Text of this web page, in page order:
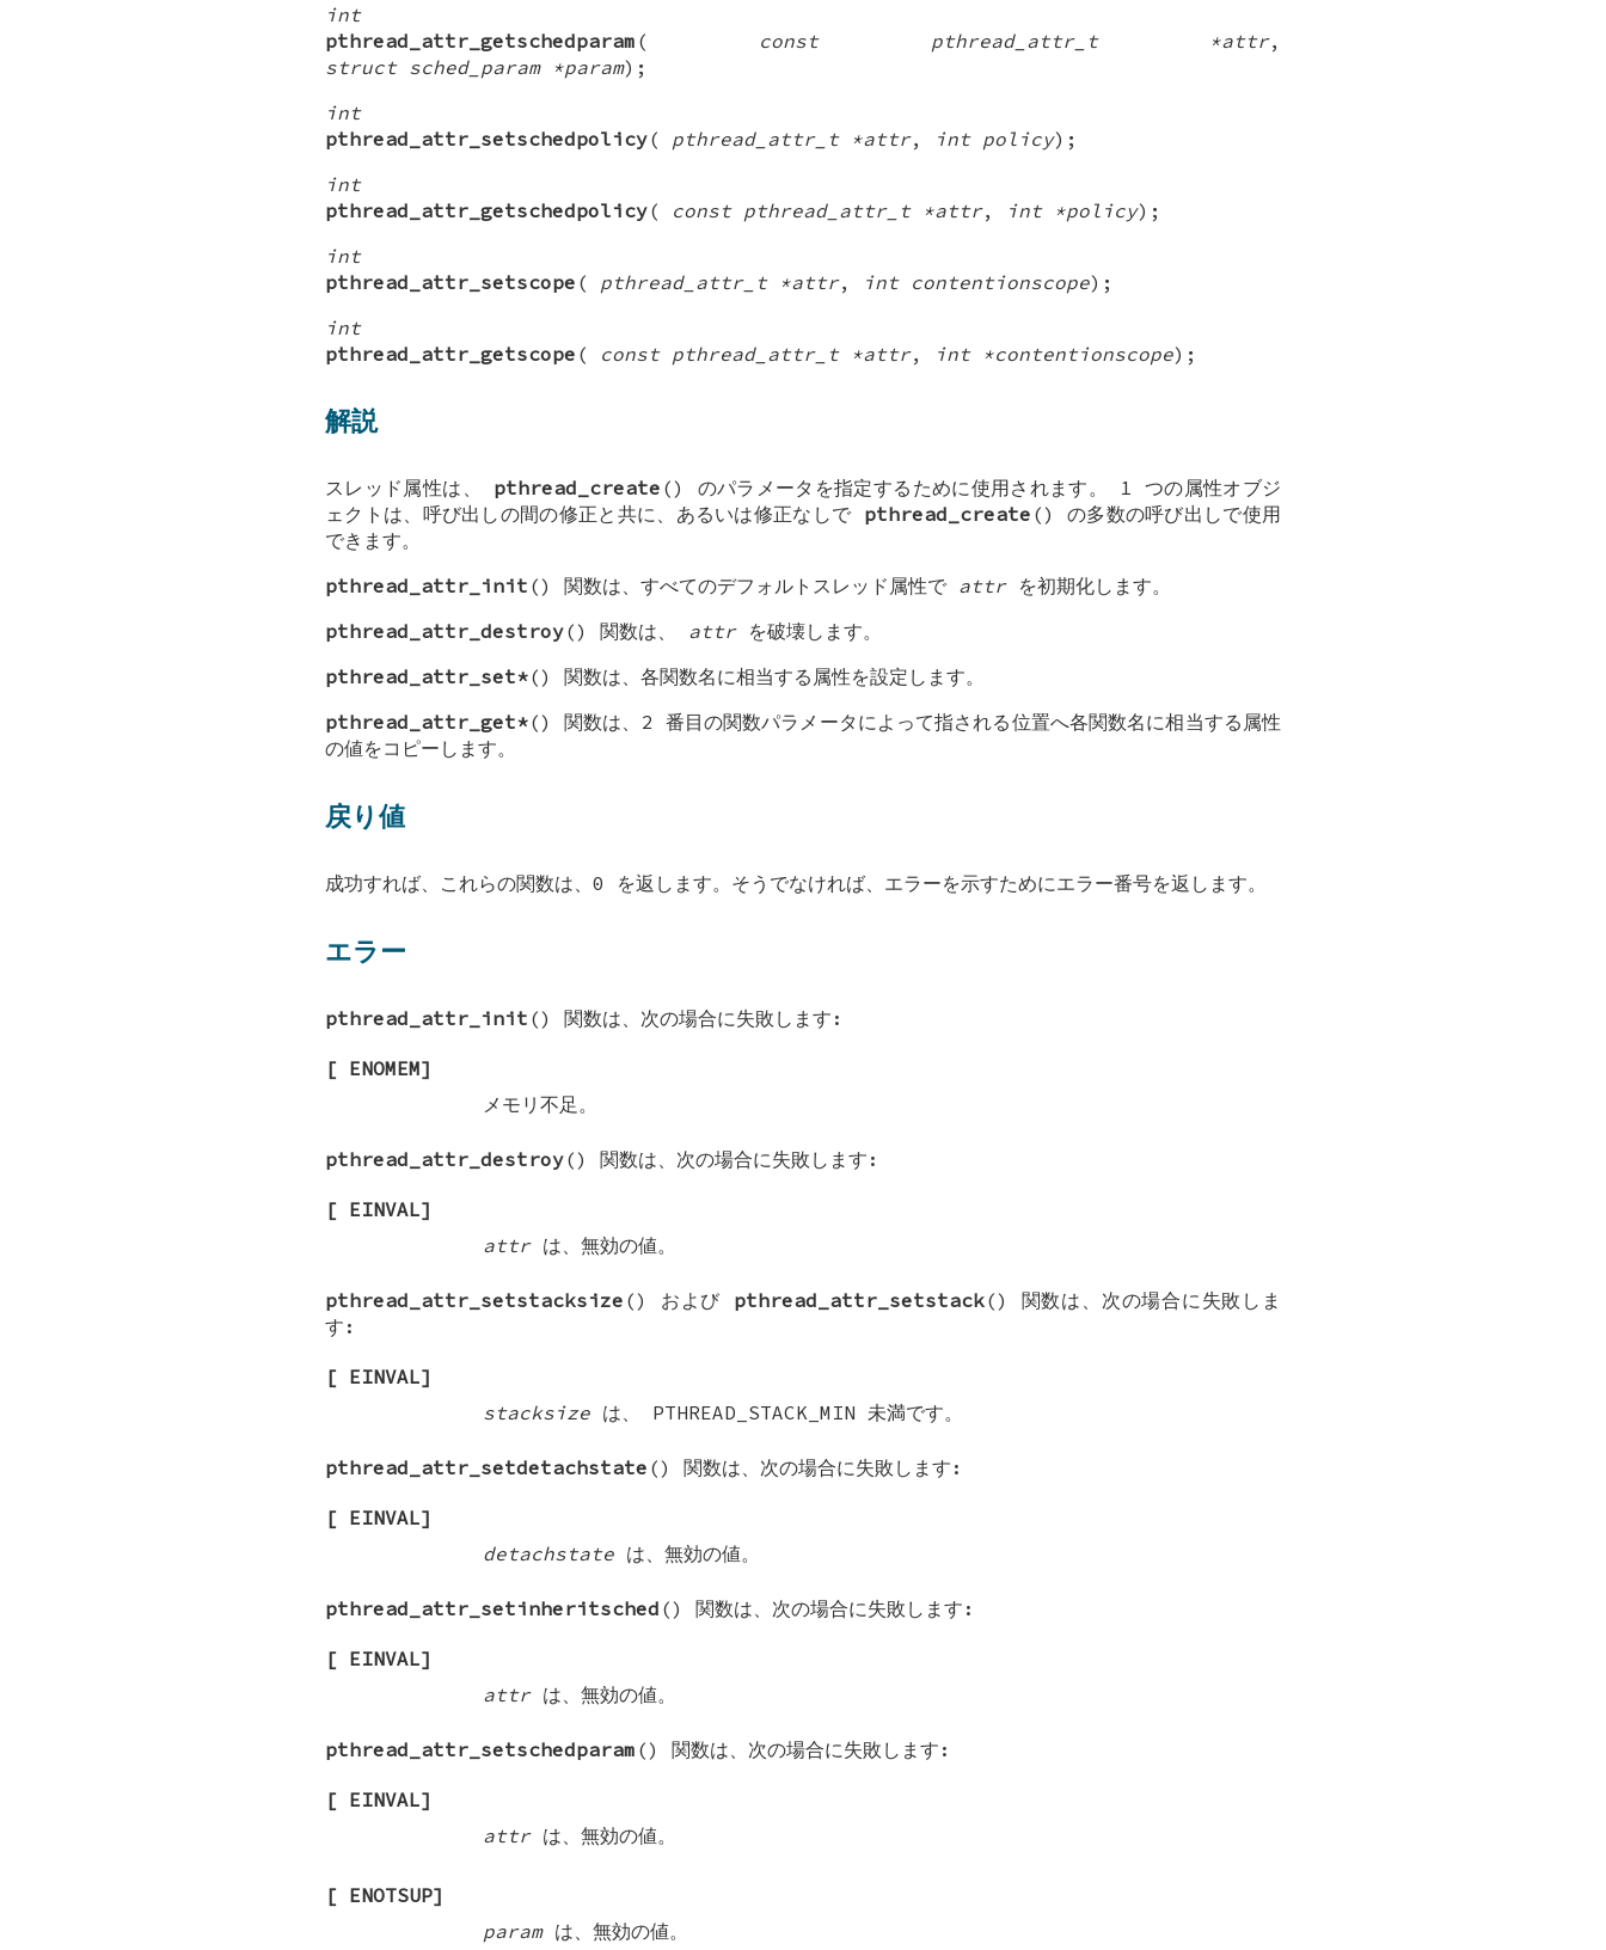
int
pthread_attr_getschedparam ( const pthread_attr_t *attr,
struct sched_param *param);
int
pthread_attr_setschedpolicy( pthread_attr_t *attr, int policy);
int
pthread_attr_getschedpolicy( const pthread_attr_t *attr, int *policy);
int
pthread_attr_setscope ( pthread_attr_t *attr, int contentionscope);
int
pthread_attr_getscope ( const pthread_attr_t *attr, int *contentionscope);
解説
スレッド属性は、 pthread_create () のパラメータを指定するために使用されます。 1 つの属性オブジ
ェクトは、呼び出しの間の修正と共に、あるいは修正なしで pthread_create () の多数の呼び出しで使用
できます。
pthread_attr_init () 関数は、すべてのデフォルトスレッド属性で attrを初期化します。
pthread_attr_destroy() 関数は、 attrを破壊します。
pthread_attr_set*() 関数は、各関数名に相当する属性を設定します。
pthread_attr_get*() 関数は、2 番目の関数パラメータによって指される位置へ各関数名に相当する属性
の値をコピーします。
戻り値
成功すれば、これらの関数は、0 を返します。そうでなければ、エラーを示すためにエラー番号を返します。
エラー
pthread_attr_init () 関数は、次の場合に失敗します:
[ ENOMEM]
メモリ不足。
pthread_attr_destroy() 関数は、次の場合に失敗します:
[ EINVAL]
attrは、無効の値。
pthread_attr_setstacksize () および pthread_attr_setstack() 関数は、次の場合に失敗しま
す:
[ EINVAL]
stacksize は、 PTHREAD_STACK_MIN 未満です。
pthread_attr_setdetachstate () 関数は、次の場合に失敗します:
[ EINVAL]
detachstate は、無効の値。
pthread_attr_setinheritsched () 関数は、次の場合に失敗します:
[ EINVAL]
attrは、無効の値。
pthread_attr_setschedparam () 関数は、次の場合に失敗します:
[ EINVAL]
attrは、無効の値。
[ ENOTSUP]
paramは、無効の値。